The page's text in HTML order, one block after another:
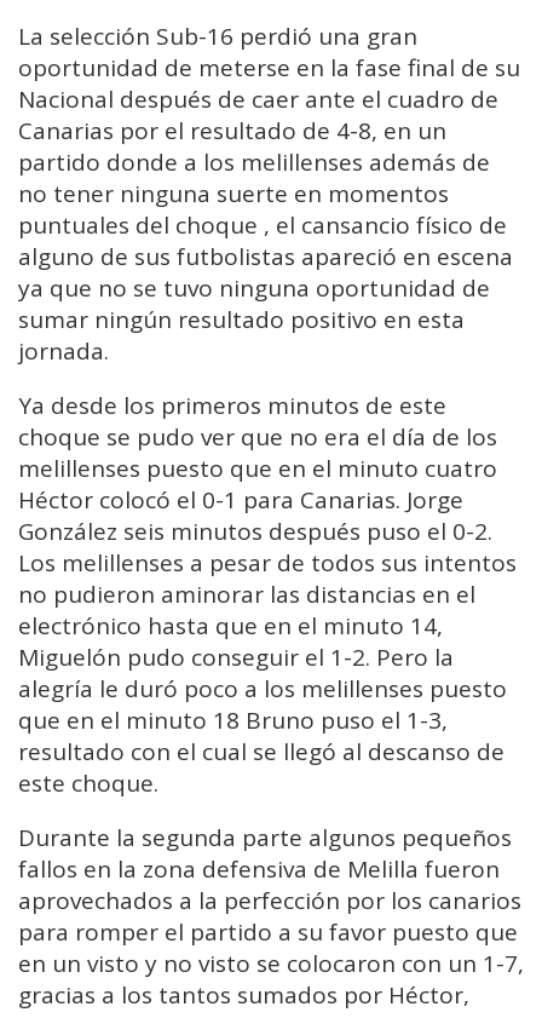
La selección Sub-16 perdió una gran
oportunidad de meterse en la fase final de su
Nacional después de caer ante el cuadro de
Canarias por el resultado de 4-8, en un
partido donde a los melillenses además de
no tener ninguna suerte en momentos
puntuales del choque , el cansancio físico de
alguno de sus futbolistas apareció en escena
ya que no se tuvo ninguna oportunidad de
sumar ningún resultado positivo en esta
jornada.
Ya desde los primeros minutos de este
choque se pudo ver que no era el día de los
melillenses puesto que en el minuto cuatro
Héctor colocó el 0-1 para Canarias. Jorge
González seis minutos después puso el 0-2.
Los melillenses a pesar de todos sus intentos
no pudieron aminorar las distancias en el
electrónico hasta que en el minuto 14,
Miguelón pudo conseguir el 1-2. Pero la
alegría le duró poco a los melillenses puesto
que en el minuto 18 Bruno puso el 1-3,
resultado con el cual se llegó al descanso de
este choque.
Durante la segunda parte algunos pequeños
fallos en la zona defensiva de Melilla fueron
aprovechados a la perfección por los canarios
para romper el partido a su favor puesto que
en un visto y no visto se colocaron con un 1-7,
gracias a los tantos sumados por Héctor,